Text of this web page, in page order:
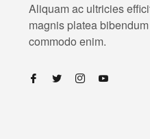
Aliquam ac ultricies
magnis platea
commodo enim.